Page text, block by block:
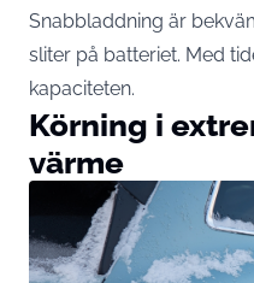
Snabbladdning är
sliter på batteriet. Med
kapaciteten.
Körning i
värme